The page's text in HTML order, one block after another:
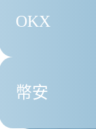
OKX
幣安